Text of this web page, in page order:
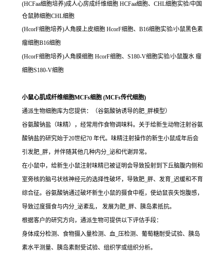
(HCFaa细胞培养)成人心房成纤维细胞 HCFaa细胞、CHL细胞实验/中国
仓鼠肺细胞CHL细胞
(HcorF细胞培养)人角膜上皮细胞 HcorF细胞、B16细胞实验/小鼠黑色素
瘤细胞B16细胞
(HcorF细胞培养)人角膜细胞 HcorF细胞、S180-V细胞实验/小鼠腹水 瘤
细胞S180-V细胞
小鼠心肌成纤维细胞MCFs细胞 (MCFs传代细胞)
通派生物细胞库为您提供：（谷氨酸钠诱导的肥_胖模型）
谷氨酸钠盐（味精），经常用作食物调味料。关于给新生动物注射谷氨
酸钠盐的研究始于20世纪70 年代。味精注射操作的新生小鼠成年后会
引发肥_胖，并伴随其他几种内分_泌和代谢异常。
在小鼠中，给新生小鼠注射味精已被证明会导致投射到下丘脑腹内侧和
室旁核的脑弓状核神经元的选择性破坏，导致肥_胖、发育_迟缓和不育
综合征。谷氨酸钠通过破坏新生小鼠的摄食中枢，使幼鼠丧失饱腹感，
导致过度摄食与内分_泌紊乱， 发展为肥_胖、胰岛素抵抗。
根据客户的研究方向，通派生物可提供以下评估手段：
身体成分检测、食物摄入量检测、血_压检测、葡萄糖耐受试验、胰岛
素水平测量、胰岛素耐受试验、组织学或组织分析。